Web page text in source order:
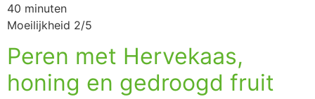
40 minuten
Moeilijkheid 2/5
Peren met Hervekaas,
honing en gedroogd fruit